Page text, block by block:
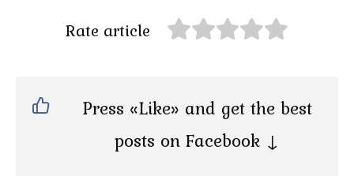
Rate article
Press «Like» and get the best
posts on Facebook ↓